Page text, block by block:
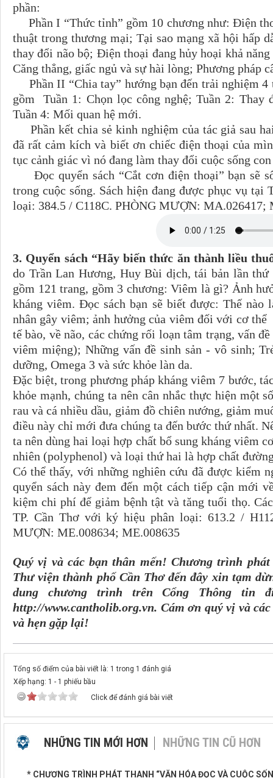
phần:
Phần I “Thức tỉnh” gồm 10 chương như: Điện
thuật trong thương mại; Tại sao mạng xã hội hấp
thay đổi não bộ; Điện thoại đang hủy hoại khả
Căng thẳng, giấc ngủ và sự hài lòng; Phương pháp
Phần II “Chia tay” hướng bạn đến trải nghiệm 4
gồm Tuần 1: Chọn lọc công nghệ; Tuần 2: Thay
Tuần 4: Mối quan hệ mới.
Phần kết chia sẻ kinh nghiệm của tác giả sau
đã rất cảm kích và biết ơn chiếc điện thoại của
tục cảnh giác vì nó đang làm thay đổi cuộc sống
Đọc quyển sách “Cắt cơn điện thoại” bạn sẽ
trong cuộc sống. Sách hiện đang được phục vụ
loại: 384.5 / C118C. PHÒNG MƯỢN: MA.026417;
3. Quyển sách “Hãy biến thức ăn thành liều
do Trần Lan Hương, Huy Bùi dịch, tái bản lần
gồm 121 trang, gồm 3 chương: Viêm là gì? Ảnh
kháng viêm. Đọc sách bạn sẽ biết được: Thế
nhân gây viêm; ảnh hưởng của viêm đối với cơ
tế bào, về não, các chứng rối loạn tâm trạng, vấn
viêm miệng); Những vấn đề sinh sản - vô sinh;
dưỡng, Omega 3 và sức khỏe làn da.
Đặc biệt, trong phương pháp kháng viêm 7 bước,
khỏe mạnh, chúng ta nên cân nhắc thực hiện một
rau và cá nhiều dầu, giảm đồ chiên nướng, giảm
điều này chỉ mới đưa chúng ta đến bước thứ nhất.
ta nên dùng hai loại hợp chất bổ sung kháng viêm
nhiên (polyphenol) và loại thứ hai là hợp chất
Có thể thấy, với những nghiên cứu đã được kiểm
quyển sách này đem đến một cách tiếp cận mới
kiệm chi phí để giảm bệnh tật và tăng tuổi thọ.
TP. Cần Thơ với ký hiệu phân loại: 613.2 /
MƯỢN: ME.008634; ME.008635
Quý vị và các bạn thân mến! Chương trình
Thư viện thành phố Cần Thơ đến đây xin tạm
dung chương trình trên Cổng Thông tin
http://www.cantholib.org.vn. Cám ơn quý vị và
và hẹn gặp lại!
Tổng số điểm của bài viết là: 1 trong 1 đánh giá
Xếp hạng: 1 - 1 phiếu bầu
Click để đánh giá bài viết
NHỮNG TIN MỚI HƠN NHỮNG TIN CŨ HƠN
* CHƯƠNG TRÌNH PHÁT THANH “VĂN HÓA